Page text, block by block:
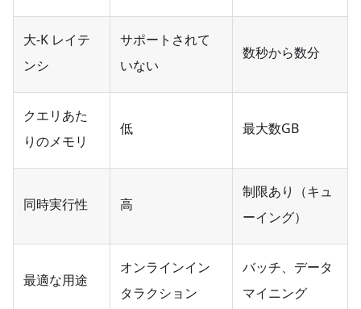
大-K レイテ
ンシ
サポートされて
いない
数秒から数分
クエリあた
りのメモリ
低 最大数GB
同時実行性 高
制限あり（キュ
ーイング）
最適な用途
オンラインイン
タラクション
バッチ、データ
マイニング